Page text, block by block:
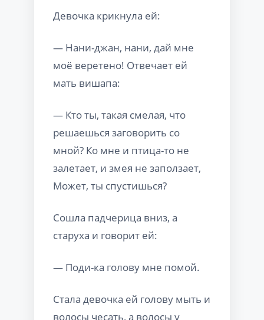
Девочка крикнула ей:
— Нани-джан, нани, дай мне
моё веретено! Отвечает ей
мать вишапа:
— Кто ты, такая смелая, что
решаешься заговорить со
мной? Ко мне и птица-то не
залетает, и змея не заползает,
Может, ты спустишься?
Сошла падчерица вниз, а
старуха и говорит ей:
— Поди-ка голову мне помой.
Стала девочка ей голову мыть и
волосы чесать, а волосы у